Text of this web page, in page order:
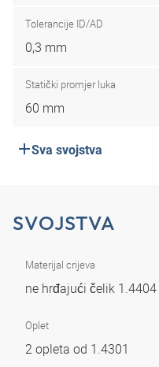
Tolerancije ID/AD
0,3 mm
Statički promjer luka
60 mm
Sva svojstva
SVOJSTVA
Materijal crijeva
ne hrđajući čelik 1.4404
Oplet
2 opleta od 1.4301